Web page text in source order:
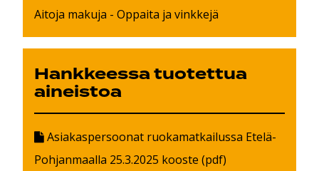
Aitoja makuja - Oppaita ja vinkkejä
Hankkeessa tuotettua
aineistoa
Asiakaspersoonat ruokamatkailussa Etelä-
Pohjanmaalla 25.3.2025 kooste (pdf)